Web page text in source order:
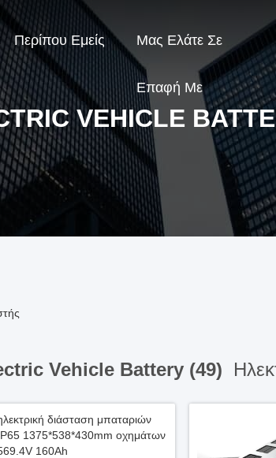
Περίπου Εμείς Μας Ελάτε Σε
Επαφή Με
VEHICLE
Vehicle Battery (49)
διάσταση μπαταριών
1375*538*430mm οχημάτων
160Ah